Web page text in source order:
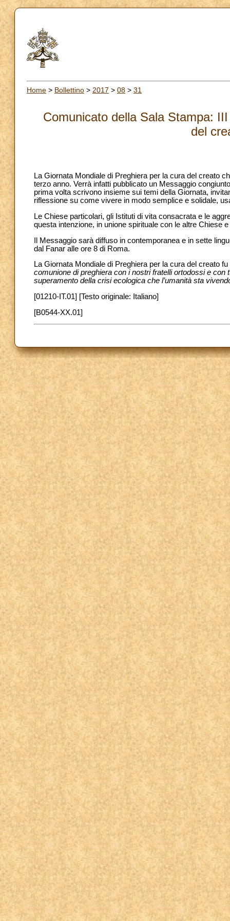
Home > Bollettino > 2017 > 08 > 31
Comunicato della Sala Stampa:
del
La Giornata Mondiale di Preghiera per la cura del creato
terzo anno. Verrà infatti pubblicato un Messaggio
prima volta scrivono insieme sui temi della Giornata,
riflessione su come vivere in modo semplice e solidale,
Le Chiese particolari, gli Istituti di vita consacrata e le
questa intenzione, in unione spirituale con le altre Chiese
Il Messaggio sarà diffuso in contemporanea e in sette
dal Fanar alle ore 8 di Roma.
La Giornata Mondiale di Preghiera per la cura del creato
comunione di preghiera con i nostri fratelli ortodossi e
superamento della crisi ecologica che l’umanità sta
[01210-IT.01] [Testo originale: Italiano]
[B0544-XX.01]